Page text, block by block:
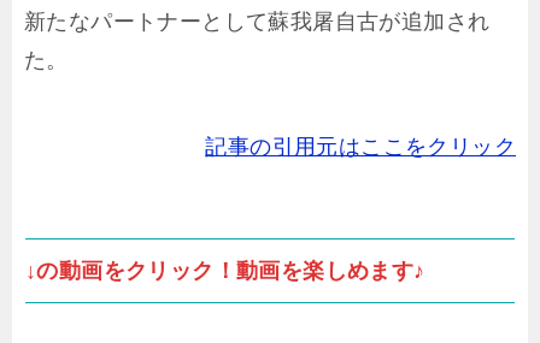
新たなパートナーとして蘇我屠自古が追加され
た。
記事の引用元はここをクリック
↓の動画をクリック！動画を楽しめます♪